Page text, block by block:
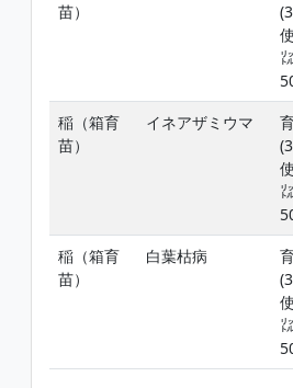
苗）
稲（箱育
苗）
イネアザミウマ
稲（箱育
苗）
白葉枯病